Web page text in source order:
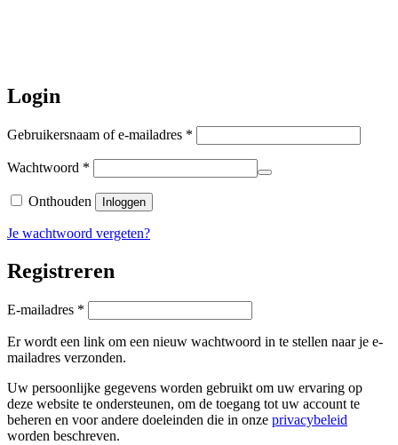
Login
Gebruikersnaam of e-mailadres *
Wachtwoord *
Onthouden Inloggen
Je wachtwoord vergeten?
Registreren
E-mailadres *
Er wordt een link om een nieuw wachtwoord in te stellen naar je e-
mailadres verzonden.
Uw persoonlijke gegevens worden gebruikt om uw ervaring op
deze website te ondersteunen, om de toegang tot uw account te
beheren en voor andere doeleinden die in onze privacybeleid
worden beschreven.